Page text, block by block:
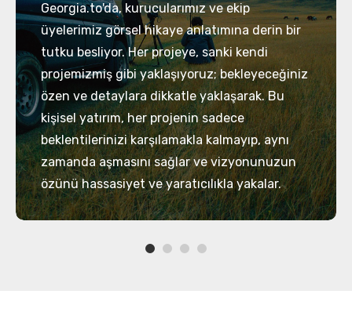
Georgia.to'da, kurucularımız ve ekip
üyelerimiz görsel hikaye anlatımına derin bir
tutku besliyor. Her projeye, sanki kendi
projemizmiş gibi yaklaşıyoruz; bekleyeceğiniz
özen ve detaylara dikkatle yaklaşarak. Bu
kişisel yatırım, her projenin sadece
beklentilerinizi karşılamakla kalmayıp, aynı
zamanda aşmasını sağlar ve vizyonunuzun
özünü hassasiyet ve yaratıcılıkla yakalar.